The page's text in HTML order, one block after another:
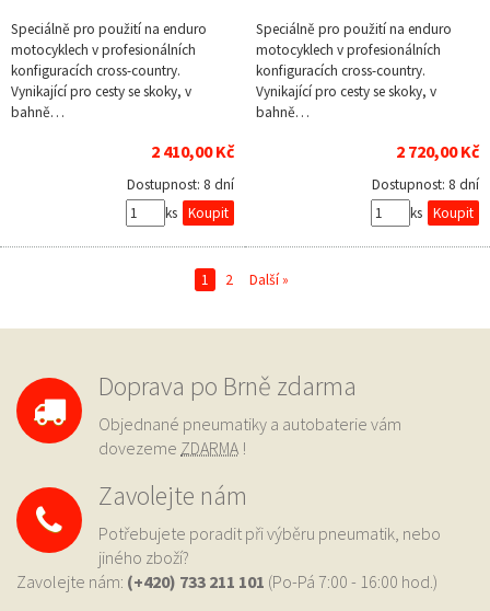
Speciálně pro použití na enduro
motocyklech v profesionálních
konfiguracích cross-country.
Vynikající pro cesty se skoky, v
bahně…
2 410,00 Kč
Dostupnost: 8 dní
ks
Speciálně pro použití na enduro
motocyklech v profesionálních
konfiguracích cross-country.
Vynikající pro cesty se skoky, v
bahně…
2 720,00 Kč
Dostupnost: 8 dní
ks
1 2 Další »
Doprava po Brně zdarma
Objednané pneumatiky a autobaterie vám
dovezeme ZDARMA !
Zavolejte nám
Potřebujete poradit při výběru pneumatik, nebo
jiného zboží?
Zavolejte nám: (+420) 733 211 101 (Po-Pá 7:00 - 16:00 hod.)